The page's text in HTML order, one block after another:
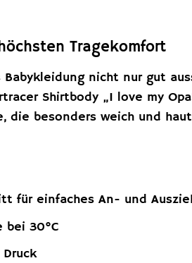
Tragekomfort
nicht nur gut
Shirtbody „I love my
die besonders weich und
für einfaches An- und
bei 30°C